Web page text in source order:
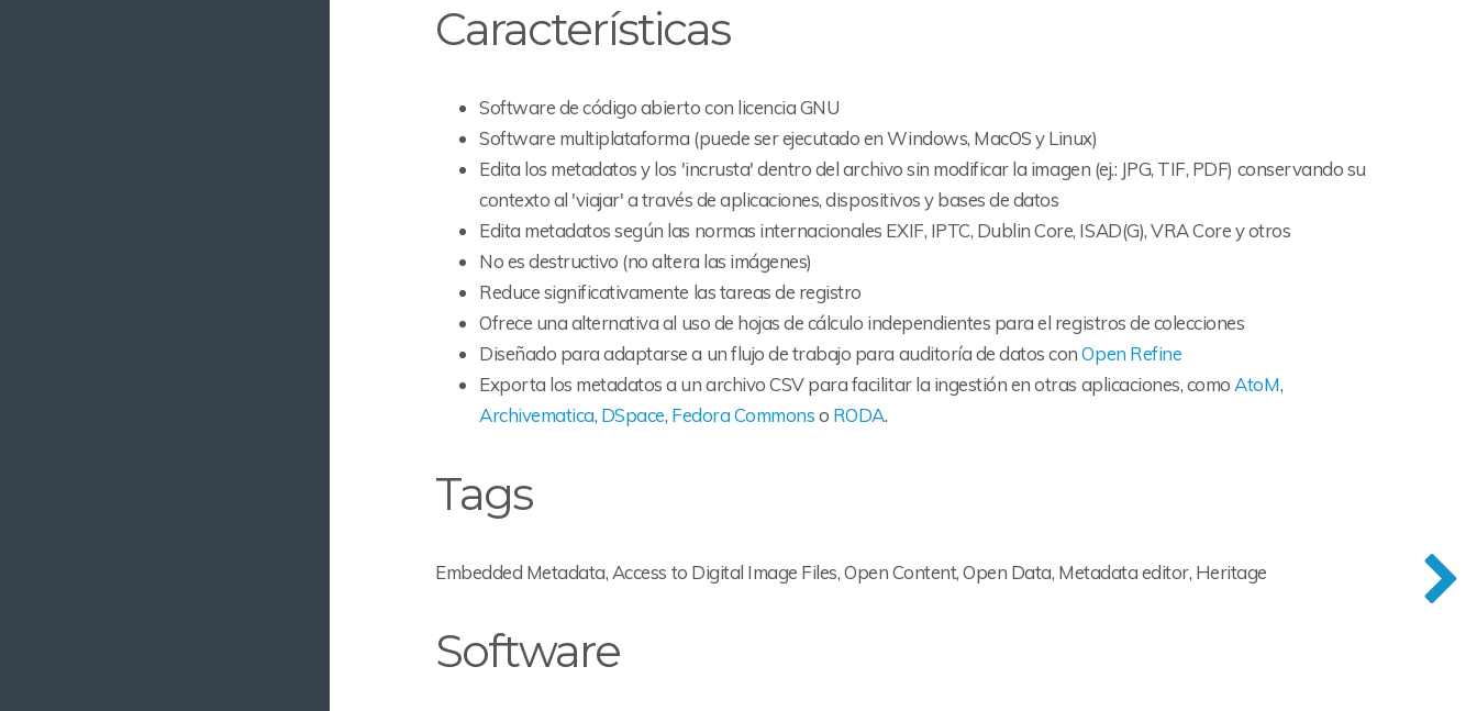
Características
Software de código abierto con licencia GNU
Software multiplataforma (puede ser ejecutado en Windows, MacOS y Linux)
Edita los metadatos y los 'incrusta' dentro del archivo sin modificar la imagen (ej.: JPG, TIF, PDF) conservando su
contexto al 'viajar' a través de aplicaciones, dispositivos y bases de datos
Edita metadatos según las normas internacionales EXIF, IPTC, Dublin Core, ISAD(G), VRA Core y otros
No es destructivo (no altera las imágenes)
Reduce significativamente las tareas de registro
Ofrece una alternativa al uso de hojas de cálculo independientes para el registros de colecciones
Diseñado para adaptarse a un flujo de trabajo para auditoría de datos conOpen Refine
Exporta los metadatos a un archivo CSV para facilitar la ingestión en otras aplicaciones, como AtoM,
Archivematica, DSpace, Fedora Commonso RODA.
Tags
Embedded Metadata, Access to Digital Image Files, Open Content, Open Data, Metadata editor, Heritage
Software